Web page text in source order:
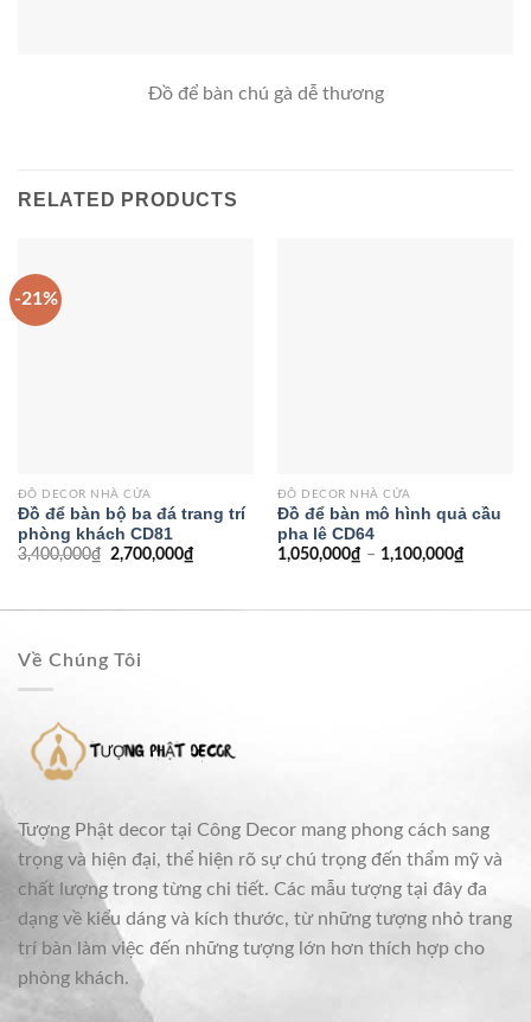
Đồ để bàn chú gà dễ thương
RELATED PRODUCTS
-21%
ĐỒ DECOR NHÀ CỬA
Đồ để bàn bộ ba đá trang trí
phòng khách CD81
3,400,000₫ 2,700,000₫
ĐỒ DECOR NHÀ CỬA
Đồ để bàn mô hình quả cầu
pha lê CD64
1,050,000₫ – 1,100,000₫
Về Chúng Tôi
Tượng Phật decor tại Công Decor mang phong cách sang
trọng và hiện đại, thể hiện rõ sự chú trọng đến thẩm mỹ và
chất lượng trong từng chi tiết. Các mẫu tượng tại đây đa
dạng về kiểu dáng và kích thước, từ những tượng nhỏ trang
trí bàn làm việc đến những tượng lớn hơn thích hợp cho
phòng khách.